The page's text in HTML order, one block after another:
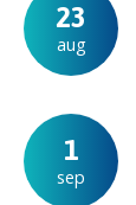
23
aug
1
sep